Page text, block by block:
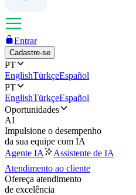
Entrar
Cadastre-se
PT
EnglishTürkçeEspañol
PT
EnglishTürkçeEspañol
Oportunidades
AI
Impulsione o desempenho
da sua equipe com IA
Agente IA
Assistente de IA
Atendimento ao cliente
Ofereça atendimento
de excelência